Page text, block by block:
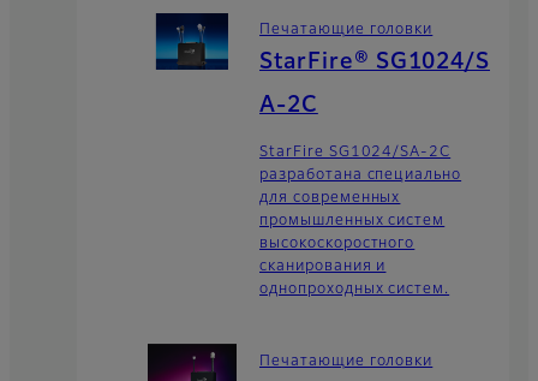
Печатающие головки
StarFire® SG1024/S
A-2C
StarFire SG1024/SA-2C
разработана специально
для современных
промышленных систем
высокоскоростного
сканирования и
однопроходных систем.
Печатающие головки